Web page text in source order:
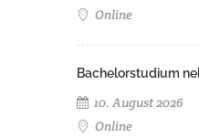
Online
Bachelorstudium
10. August 2026
Online